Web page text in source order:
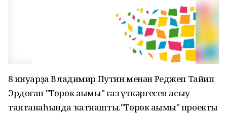
8 ғинуарҙа Владимир Путин менән Реджеп Тайип
Эрдоган "Төрөк ағымы" газ үткәргесен асыу
тантанаһында ҡатнашты."Төрөк ағымы" проекты